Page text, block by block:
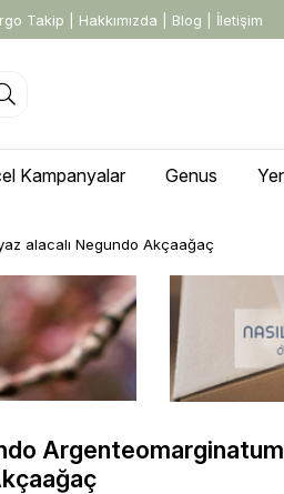
Takip Hakkımızda Blog İletişim
Kampanyalar Genus
alacalı Negundo Akçaağaç
Argenteomarginatum